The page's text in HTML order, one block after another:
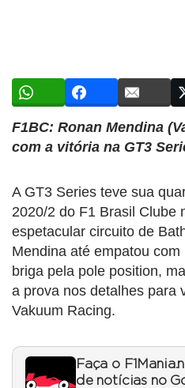
F1BC: Ronan Mendina
com a vitória na GT3
A GT3 Series teve sua
2020/2 do F1 Brasil Clube
espetacular circuito de
Mendina até empatou
briga pela pole position,
a prova nos detalhes para
Vakuum Racing.
Faça o
de notícias no